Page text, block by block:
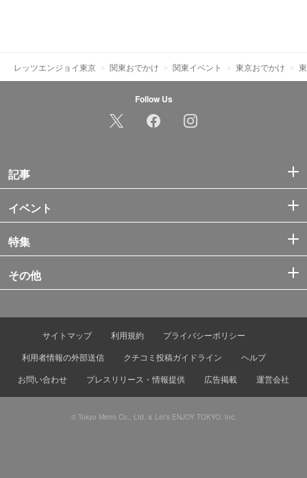
レッツエンジョイ東京 関東おでかけ 関東イベント 東京おでかけ
Follow Us
記事
イベント
特集
その他
サイトマップ 利用規約
プライバシーポリシー
利用者情報の外部送信
クチコミ投稿ガイドライン
ヘルプ
お問い合わせ
プレスリリース・情報提供 広告掲載 運営会社
© Tokyo Metro Co., Ltd. & Let’s ENJOY TOKYO, Inc.